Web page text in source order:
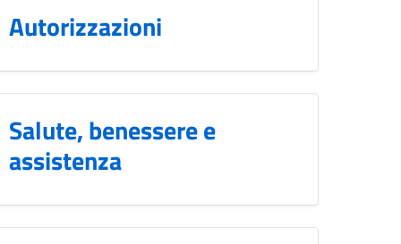
Autorizzazioni
Salute, benessere e
assistenza